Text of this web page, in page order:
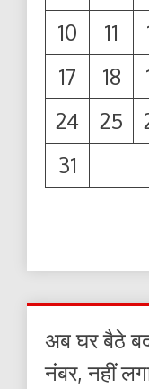
10
11
17
18
24
25
31
अब घर बैठे
नंबर, नहीं